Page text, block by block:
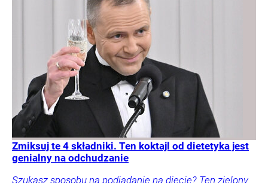
Zmiksuj te 4 składniki. Ten koktajl od dietetyka jest
genialny na odchudzanie
Szukasz sposobu na podjadanie na diecie? Ten zielony